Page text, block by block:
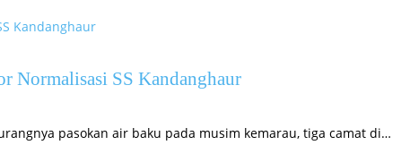
Normalisasi SS Kandanghaur
pasokan air baku pada musim kemarau, tiga camat di…